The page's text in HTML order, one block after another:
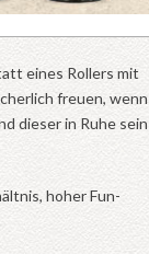
eines Rollers mit
freuen, wenn
dieser in Ruhe sein
hoher Fun-